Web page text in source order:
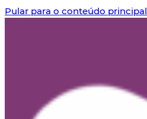
Pular para o conteúdo principal